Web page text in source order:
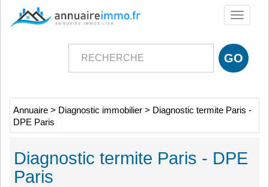
Toggle
Annuaire > Diagnostic immobilier > Diagnostic termite Paris -
DPE Paris
Diagnostic termite Paris - DPE
Paris